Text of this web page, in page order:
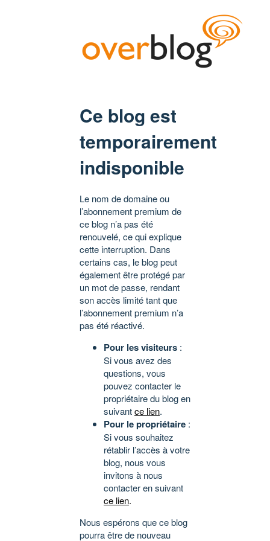
Ce blog est
temporairement
indisponible
Le nom de domaine ou
l’abonnement premium de
ce blog n’a pas été
renouvelé, ce qui explique
cette interruption. Dans
certains cas, le blog peut
également être protégé par
un mot de passe, rendant
son accès limité tant que
l’abonnement premium n’a
pas été réactivé.
Pour les visiteurs :
Si vous avez des
questions, vous
pouvez contacter le
propriétaire du blog en
suivantce lien.
Pour le propriétaire :
Si vous souhaitez
rétablir l’accès à votre
blog, nous vous
invitons à nous
contacter en suivant
ce lien.
Nous espérons que ce blog
pourra être de nouveau